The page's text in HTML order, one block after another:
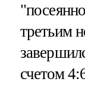
третьим
счетом